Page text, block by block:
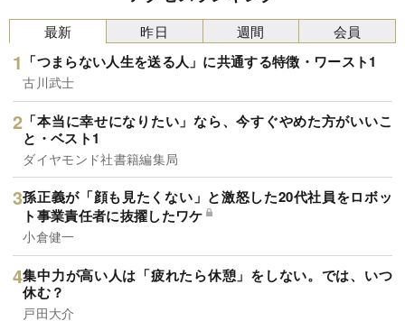
最新
「つまらない人生を送る人」に共通する特徴・ワースト1
古川武士
「本当に幸せになりたい」なら、今すぐやめた方がいいこ
と・ベスト1
ダイヤモンド社書籍編集局
孫正義が「顔も見たくない」と激怒した20代社員をロボッ
ト事業責任者に抜擢したワケ
小倉健一
集中力が高い人は「疲れたら休憩」をしない。では、いつ
休む？
戸田大介
昨日 週間 会員